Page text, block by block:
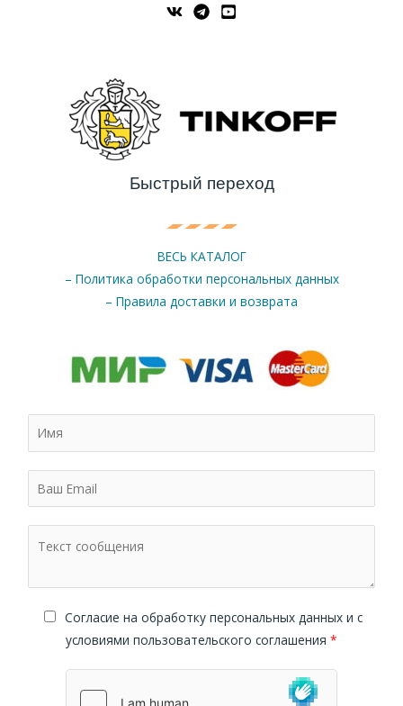
Быстрый переход
ВЕСЬ КАТАЛОГ
– Политика обработки персональных данных
– Правила доставки и возврата
Cогласие на обработку персональных данных и с
условиями пользовательского соглашения *